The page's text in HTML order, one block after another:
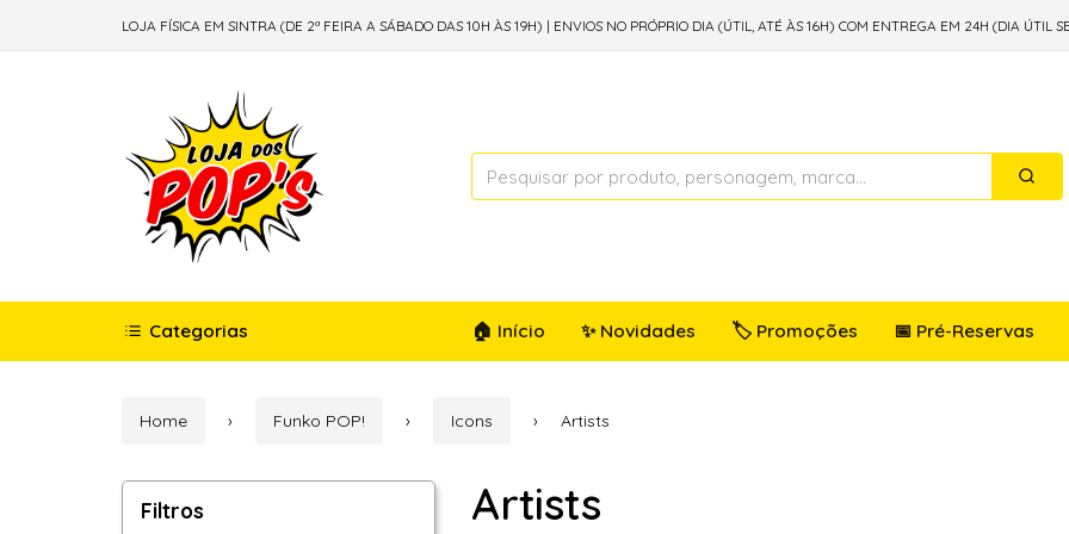
LOJA FÍSICA EM SINTRA (DE 2ª FEIRA A SÁBADO DAS 10H ÀS 19H) | ENVIOS NO PRÓPRIO DIA (ÚTIL, ATÉ ÀS 16H) COM ENTREGA EM 24H (DIA ÚTIL
🏠 Início ✨ Novidades 🏷️ Promoções 📅 Pré-Reservas
Categorias
Home Funko POP! Icons Artists
Filtros
Filtros Artists